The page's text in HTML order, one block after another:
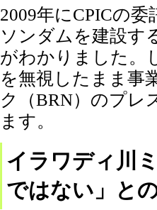
2009年にCPICの
ソンダムを建設す
がわかりました。
を無視したまま事
ク（BRN）のプレ
ます。
イラワディ川
ではない」と